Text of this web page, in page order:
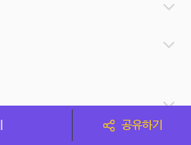
공유하기